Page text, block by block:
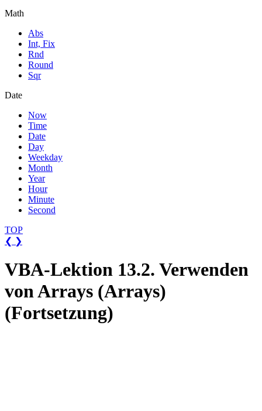
Math
Abs
Int, Fix
Rnd
Round
Sqr
Date
Now
Time
Date
Day
Weekday
Month
Year
Hour
Minute
Second
TOP
❮ ❯
VBA-Lektion 13.2. Verwenden
von Arrays (Arrays)
(Fortsetzung)